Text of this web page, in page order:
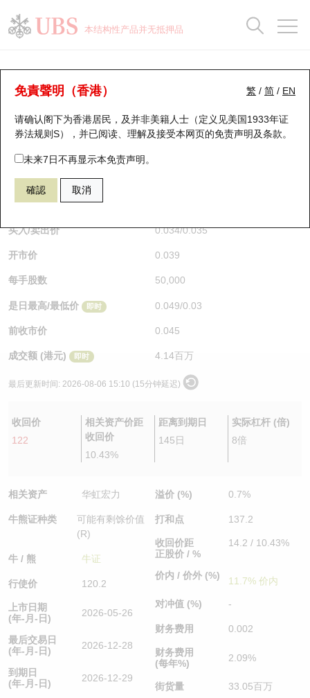
本结构性产品并无抵押品
繁 / 简 / EN
免責聲明（香港）
请确认阁下为香港居民，及并非美籍人士（定义见美国1933年证
券法规则S），并已阅读、理解及接受本网页的免责声明及条款。
未来7日不再显示本免责声明。
確認 取消
牛熊证分析仪
表现 街货统计 比较
61609 法兴牛证 1347 华虹宏力
$0.034 0.011
买入/卖出价 0.034/0.035
开市价 0.039
每手股数 50,000
是日最高/最低价 即时 0.049/0.03
前收市价 0.045
成交额 (港元) 即时 4.14百万
最后更新时间: 2026-08-06 15:10 (15分钟延迟)
收回价
122
相关资产价距
收回价
10.43%
距离到期日
145日
实际杠杆 (倍)
8倍
相关资产 华虹宏力
牛熊证种类
可能有剩馀价值
(R)
牛 / 熊 牛证
行使价 120.2
上市日期
(年-月-日)
2026-05-26
最后交易日
(年-月-日)
2026-12-28
到期日
(年-月-日)
2026-12-29
溢价 (%) 0.7%
打和点 137.2
收回价距
正股价 / %
14.2 / 10.43%
价内 / 价外 (%) 11.7% 价内
对冲值 (%) -
财务费用 0.002
财务费用
(每年%)
2.09%
街货量 33.05百万
瑞银认股证一览
新发行瑞银认股证
即将到期认股证
认股证到期结算价查找
认股证分析仪
认股证速算机
认股证/牛熊证日志
认股证文件及公告
街货统计
比较
牛熊全景快搜
牛熊证搜寻
牛熊证街货分布图
正股牛熊证列表
新发行瑞银牛熊证
已收回牛熊证剩余价值
牛熊证到期结算价查找
牛熊证分析仪
牛熊证文件及公告
街货统计
比较
十大升幅/跌幅
十大认股证成交分布
十天股证占大市成交
资金流
街货统计
三十大平均引伸波幅
正股分析仪
二十大活跃股份
恒指成份股
国指成份股
科指成份股
相关资产沽空
中资ETFs溢价比较
AH 股价对照
持股比重
显示所有持股比重
每月轮证大市专题
轮证专栏
讲座及教育短片
认股证投资者教育
牛熊证投资者教育
认股证牛熊证常问问题